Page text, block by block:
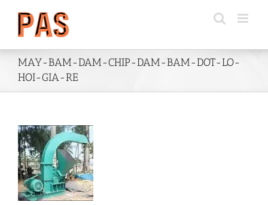
content
MAY-BAM-DAM-CHIP-DAM-BAM-DOT-LO-
HOI-GIA-RE